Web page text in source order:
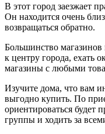
В этот город заезжает
Он находится очень
возвращаться обратно.
Большинство магазинов
к центру города, ехать
магазины с любыми
Изучите дома, что вам
выгодно купить. По
ориентироваться будет
группы и ходить за